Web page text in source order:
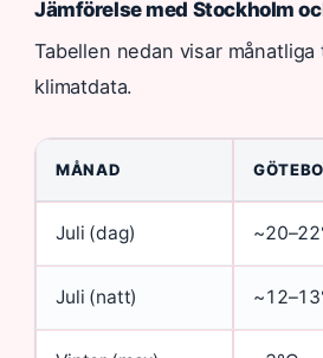
Jämförelse med Stockholm
Tabellen nedan visar
klimatdata.
MÅNAD
Juli (dag)
Juli (natt)